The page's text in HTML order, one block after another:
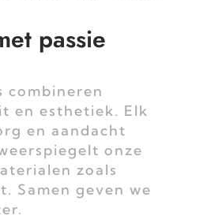
passie
combineren
en esthetiek. Elk
en aandacht
onze
zoals
Samen geven we